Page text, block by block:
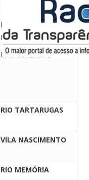
ILHA DAS
MELANCIAS
RIO MANDUBÉ
RIO TARTARUGAS
VILA NASCIMENTO
RIO MEMÓRIA